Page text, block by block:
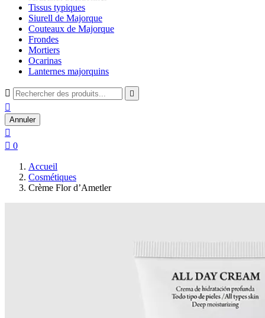
Tissus typiques
Siurell de Majorque
Couteaux de Majorque
Frondes
Mortiers
Ocarinas
Lanternes majorquins
 

Annuler

 0
Accueil
Cosmétiques
Crème Flor d’Ametler